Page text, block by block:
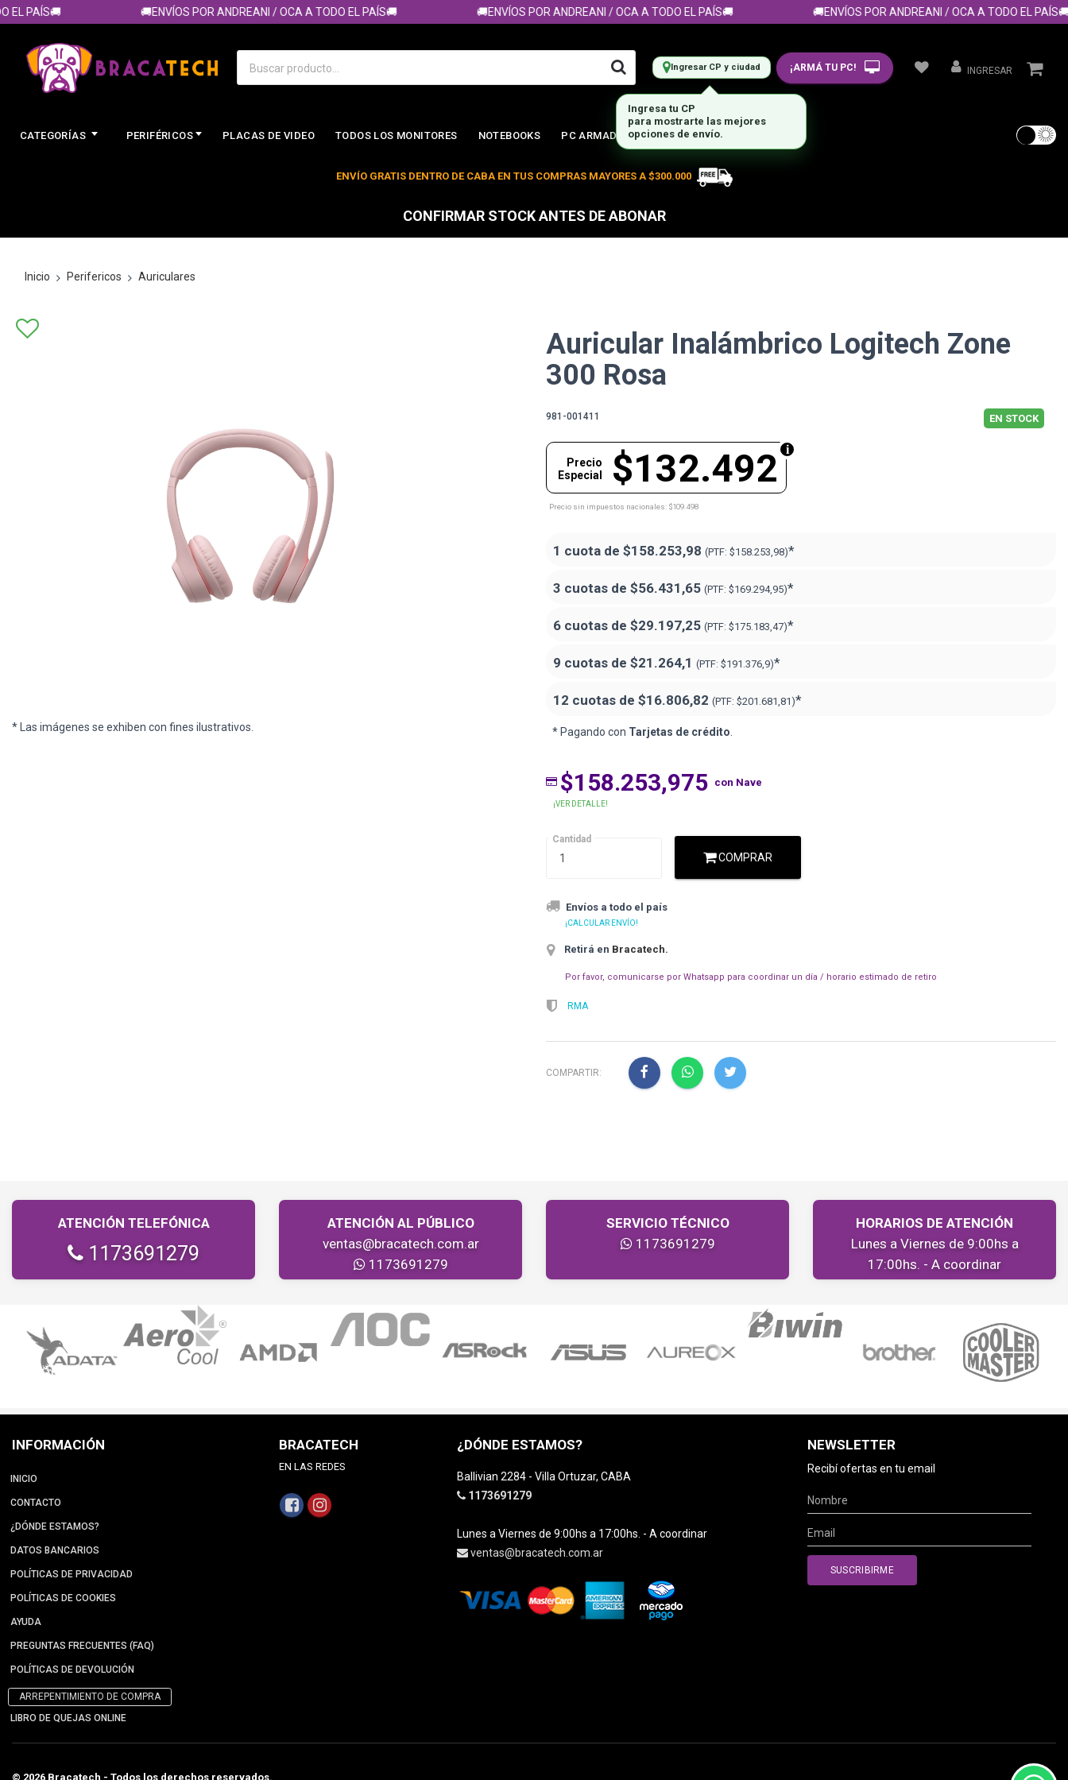
PAÍS🚚 🚚ENVÍOS POR ANDREANI / OCA A TODO EL PAÍS🚚 🚚ENVÍOS POR ANDREANI / OCA A TODO EL PAÍS🚚 🚚ENVÍOS POR ANDREANI / OCA A TODO EL PAÍS🚚
Ingresar CP y ciudad ¡ARMÁ TU PC! INGRESAR
CATEGORÍAS PERIFÉRICOS PLACAS DE VIDEO TODOS LOS MONITORES NOTEBOOKS PC ARMADA
ENVÍO GRATIS DENTRO DE CABA EN TUS COMPRAS MAYORES A $300.000
CONFIRMAR STOCK ANTES DE ABONAR
Inicio Perifericos Auriculares
* Las imágenes se exhiben con fines ilustrativos.
Auricular Inalámbrico Logitech Zone
300 Rosa
981-001411 EN STOCK
$132.492
Precio
Especial
Precio sin impuestos nacionales: $109.498
1 cuota de $158.253,98 (PTF: $158.253,98)*
3 cuotas de $56.431,65 (PTF: $169.294,95)*
6 cuotas de $29.197,25 (PTF: $175.183,47)*
9 cuotas de $21.264,1 (PTF: $191.376,9)*
12 cuotas de $16.806,82 (PTF: $201.681,81)*
* Pagando con Tarjetas de crédito
$158.253,975 con Nave
¡VER DETALLE!
Cantidad
COMPRAR
Envíos a todo el país
¡CALCULAR ENVÍO!
Retirá en Bracatech.
Por favor, comunicarse por Whatsapp para coordinar un día / horario estimado de retiro
RMA
COMPARTIR:
ATENCIÓN TELEFÓNICA
1173691279
ATENCIÓN AL PÚBLICO
ventas@bracatech.com.ar
1173691279
SERVICIO TÉCNICO
1173691279
HORARIOS DE ATENCIÓN
Lunes a Viernes de 9:00hs a
17:00hs. - A coordinar
INFORMACIÓN
INICIO
CONTACTO
¿DÓNDE ESTAMOS?
DATOS BANCARIOS
POLÍTICAS DE PRIVACIDAD
POLÍTICAS DE COOKIES
AYUDA
PREGUNTAS FRECUENTES (FAQ)
POLÍTICAS DE DEVOLUCIÓN
ARREPENTIMIENTO DE COMPRA
LIBRO DE QUEJAS ONLINE
BRACATECH
EN LAS REDES
¿DÓNDE ESTAMOS?
Ballivian 2284 - Villa Ortuzar, CABA
1173691279
Lunes a Viernes de 9:00hs a 17:00hs. - A coordinar
ventas@bracatech.com.ar
NEWSLETTER
Recibí ofertas en tu email
© 2026 Bracatech - Todos los derechos reservados.
Ingresa tu CP
para mostrarte las mejores
opciones de envío.